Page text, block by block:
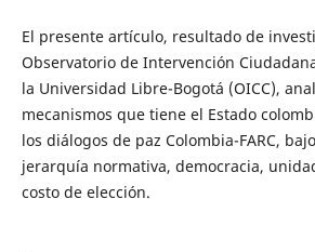
El presente artículo, resultado de
Observatorio de Intervención
la Universidad Libre-Bogotá (OICC),
mecanismos que tiene el Estado
los diálogos de paz Colombia-FARC,
jerarquía normativa, democracia,
costo de elección.